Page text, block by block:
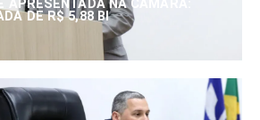
APRESENTADA NA CÂMARA:
DE R$ 5,88 BI